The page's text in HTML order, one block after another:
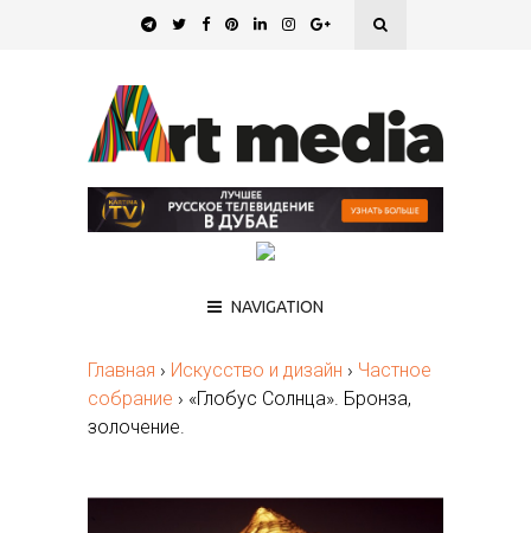
NAVIGATION
Главная › Искусство и дизайн › Частное
собрание › «Глобус Солнца». Бронза,
золочение.